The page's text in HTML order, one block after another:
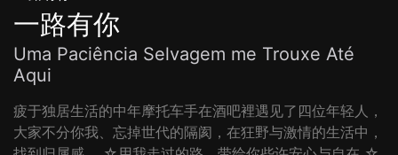
一路有你
Uma Paciência Selvagem me Trouxe Até
Aqui
疲于独居生活的中年摩托车手在酒吧裡遇见了四位年轻人，
大家不分你我、忘掉世代的隔阂，在狂野与激情的生活中，